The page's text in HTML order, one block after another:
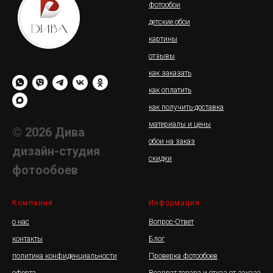
© 2026 Дива
дизайн-студия
фотообоев
фотообои
детские обои
картины
отзывы
как заказать
как оплатить
как получить-доставка
материалы и цены
обои на заказ
скидки
Компания
о нас
контакты
политика конфиденциальности
Информация
Вопрос-Ответ
Блог
Проверка фотообоев